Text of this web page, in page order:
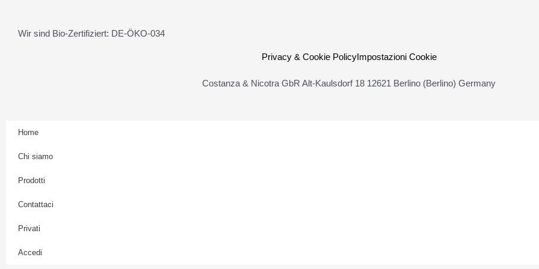
a
g
Wir sind Bio-Zertifiziert: DE-ÖKO-034
Privacy & Cookie PolicyImpostazioni Cookie
Costanza & Nicotra GbR Alt-Kaulsdorf 18 12621 Berlino (Berlino) Germany
Home
Chi siamo
Prodotti
Contattaci
Privati
Accedi